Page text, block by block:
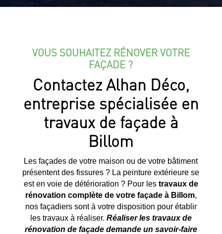
VOUS SOUHAITEZ RÉNOVER VOTRE
FAÇADE ?
Contactez Alhan Déco,
entreprise spécialisée en
travaux de façade à
Billom
Les façades de votre maison ou de votre bâtiment
présentent des fissures ? La peinture extérieure se
est en voie de détérioration ? Pour les travaux de
rénovation complète de votre façade à Billom,
nos façadiers sont à votre disposition pour établir
les travaux à réaliser. Réaliser les travaux de
rénovation de façade demande un savoir-faire